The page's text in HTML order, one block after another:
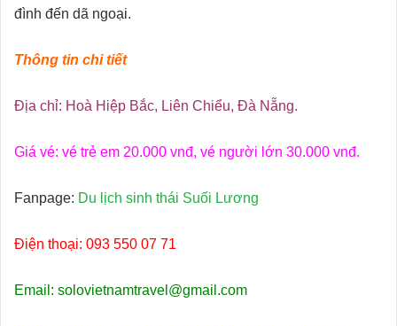
đình đến dã ngoại.
Thông tin chi tiết
Địa chỉ: Hoà Hiệp Bắc, Liên Chiểu, Đà Nẵng.
Giá vé: vé trẻ em 20.000 vnđ, vé người lớn 30.000 vnđ.
Fanpage: Du lịch sinh thái Suối Lương
Điện thoại: 093 550 07 71
Email: solovietnamtravel@gmail.com